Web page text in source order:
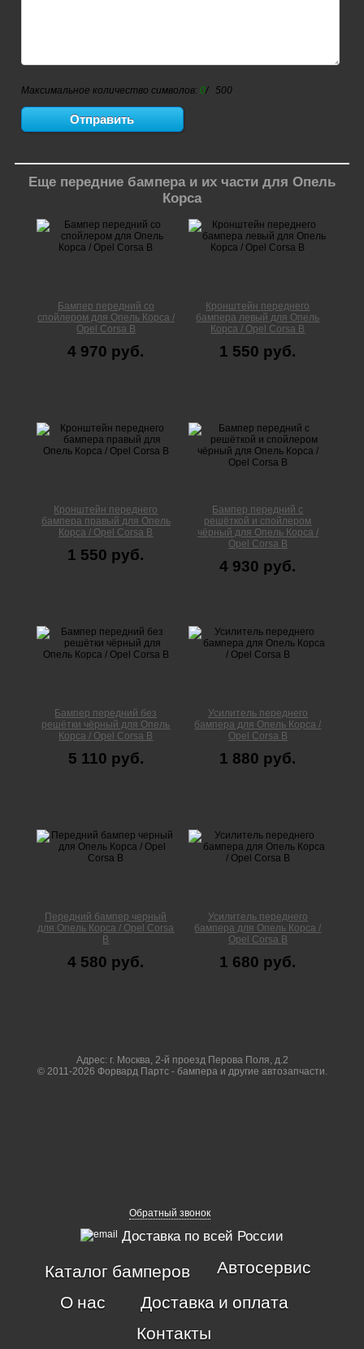
Максимальное количество символов: 0/ 500
Еще передние бампера и их части для Опель
Корса
Бампер передний со
спойлером для Опель Корса /
Opel Corsa B
4 970 руб.
Кронштейн переднего
бампера левый для Опель
Корса / Opel Corsa B
1 550 руб.
Кронштейн переднего
бампера правый для Опель
Корса / Opel Corsa B
1 550 руб.
Бампер передний с
решёткой и спойлером
чёрный для Опель Корса /
Opel Corsa B
4 930 руб.
Бампер передний без
решётки чёрный для Опель
Корса / Opel Corsa B
5 110 руб.
Усилитель переднего
бампера для Опель Корса /
Opel Corsa B
1 880 руб.
Передний бампер черный
для Опель Корса / Opel Corsa
B
4 580 руб.
Усилитель переднего
бампера для Опель Корса /
Opel Corsa B
1 680 руб.
Адрес: г. Москва, 2-й проезд Перова Поля, д.2
© 2011-2026 Форвард Партс - бампера и другие автозапчасти.
Обратный звонок
Доставка по всей России
Каталог бамперов
Автосервис
О нас
Доставка и оплата
Контакты